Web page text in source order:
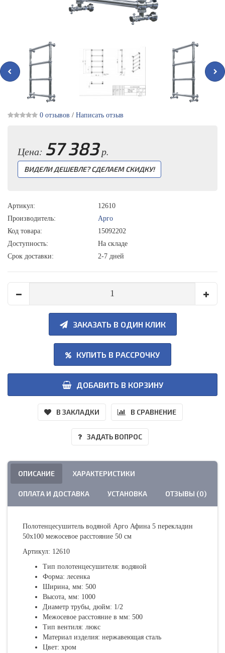
0 отзывов / Написать отзыв
Цена: 57 383р.
ВИДЕЛИ ДЕШЕВЛЕ? СДЕЛАЕМ СКИДКУ!
Артикул:
12610
Производитель:
Арго
Код товара:
15092202
Доступность:
На складе
Срок доставки:
2-7 дней
ЗАКАЗАТЬ В ОДИН КЛИК
КУПИТЬ В РАССРОЧКУ
ДОБАВИТЬ В КОРЗИНУ
В ЗАКЛАДКИ В СРАВНЕНИЕ
ЗАДАТЬ ВОПРОС
ОПИСАНИЕ ХАРАКТЕРИСТИКИ
ОПЛАТА И ДОСТАВКА УСТАНОВКА ОТЗЫВЫ (0)
Полотенцесушитель водяной Арго Афина 5 перекладин
50х100 межосевое расстояние 50 см
Артикул: 12610
Тип полотенцесушителя: водяной
Форма: лесенка
Ширина, мм: 500
Высота, мм: 1000
Диаметр трубы, дюйм: 1/2
Межосевое расстояние в мм: 500
Тип вентиля: люкс
Материал изделия: нержавеющая сталь
Цвет: хром